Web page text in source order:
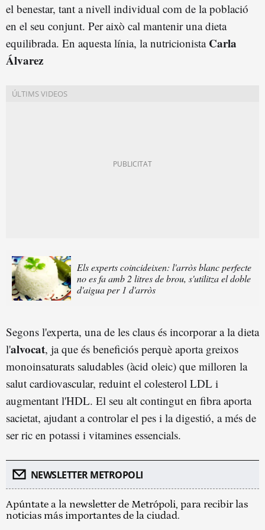
el benestar, tant a nivell individual com de la població
en el seu conjunt. Per això cal mantenir una dieta
equilibrada. En aquesta línia, la nutricionista Carla
Álvarez
Els experts coincideixen: l'arròs blanc perfecte
no es fa amb 2 litres de brou, s'utilitza el doble
d'aigua per 1 d'arròs
Segons l'experta, una de les claus és incorporar a la dieta
l'alvocat, ja que és beneficiós perquè aporta greixos
monoinsaturats saludables (àcid oleic) que milloren la
salut cardiovascular, reduint el colesterol LDL i
augmentant l'HDL. El seu alt contingut en fibra aporta
sacietat, ajudant a controlar el pes i la digestió, a més de
ser ric en potassi i vitamines essencials.
NEWSLETTER METROPOLI
Apúntate a la newsletter de Metrópoli, para recibir las
noticias más importantes de la ciudad.